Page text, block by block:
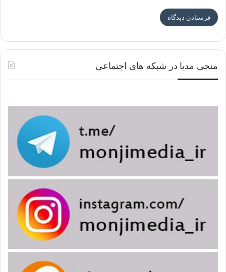
أنت و إلهک ونحن هنا سنقوم بالعباده!
عدم الاهتمام بالمهدویه فی هذه الأیام أصبح عاده منحوسه بین
بعض المؤمنین. یجب أن تنهار هذه العاده الدینیه، الأخلاقیه و
الروحیه الخالیه من المهدویه فی مجتمعنا!
دعاء الندبهلکان ابتعد
عن هویته الحقیقیه. لا یتعلق دعاء الندبه بالأشخاص الذین یقومون
بالمناجاه بل یتعلق بالأشخاص الذین یقاتلون.
حجه الإسلام بناهیان، ۱۳۹۵/۰۹/۱۹، عید البیعه، ساحه الإمام
منجی مدیا در شبکه های اجتماعی